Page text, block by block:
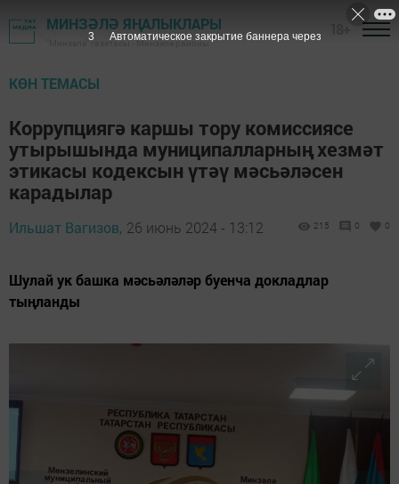
МИНЗӘЛӘ ЯҢАЛЫКЛАРЫ
"Минзәлә" газетасы - Минзәлә районы
КӨН ТЕМАСЫ
Коррупциягә каршы тору комиссиясе
утырышында муниципалларның хезмәт
этикасы кодексын үтәү мәсьәләсен
карадылар
Ильшат Вагизов, 26 июнь 2024 - 13:12 215 0 0
Шулай ук башка мәсьәләләр буенча докладлар
тыңланды
2 Автоматическое закрытие баннера через